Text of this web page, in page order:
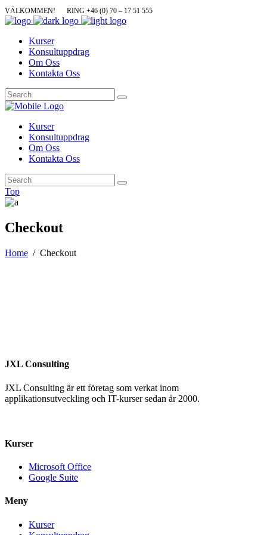
VÄLKOMMEN! RING +46 (0) 70 – 17 51 555
Kurser
Konsultuppdrag
Om Oss
Kontakta Oss
Kurser
Konsultuppdrag
Om Oss
Kontakta Oss
Top
Checkout
Home / Checkout
JXL Consulting
JXL Consulting är ett företag som verkat inom
applikationsutveckling och IT-kurser sedan år 2000.
Kurser
Microsoft Office
Google Suite
Meny
Kurser